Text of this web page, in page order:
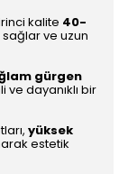
kalite 40-
ve uzun
gürgen
ve dayanıklı bir
yüksek
estetik